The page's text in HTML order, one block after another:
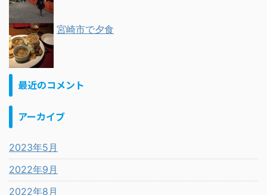
宮崎市で夕食
最近のコメント
アーカイブ
2023年5月
2022年9月
2022年8月